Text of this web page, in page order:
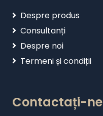
Despre produs
Consultanți
Despre noi
Termeni și condiții
Contactați-ne